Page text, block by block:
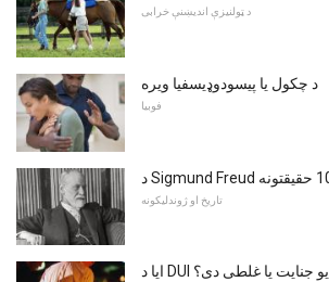
د ټولنیزې اندیښنې خرابی
د چکول یا پیسودوډیسفیا ویره
فوبیا
تاریخ او ژوندلیکونه
ایا د DUI یو جنایت یا غلطی دی؟